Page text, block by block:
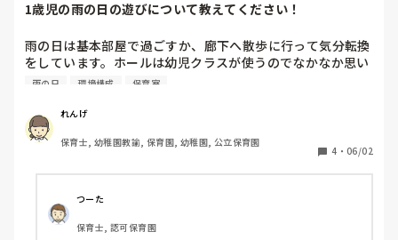
1歳児の雨の日の遊びについて教えてください！
雨の日は基本部屋で過ごすか、廊下へ散歩に行って気分転換
をしています。ホールは幼児クラスが使うのでなかなか思い
っきり遊べることがありません。部屋で体も動かしてのびの
か？1歳児だけでなく、多学年の状況も知りたいです。
雨の日 環境構成 保育室
れんげ
保育士, 幼稚園教諭, 保育園, 幼稚園, 公立保育園
4 ・ 06/02
つーた
保育士, 認可保育園